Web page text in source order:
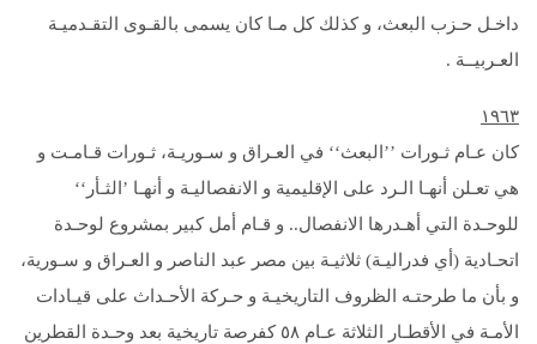
داخـل حـزب البعث، و كذلك كل مـا كان يسمى بالقـوى التقـدميـة
العـربيــة .
۱۹٦۳
كان عـام ثـورات ’’البعث‘‘ في العـراق و سـوريـة، ثـورات قـامـت و
هي تعـلن أنهـا الـرد على الإقليمية و الانفصاليـة و أنهـا ’الثـأر‘‘
للوحـدة التي أهـدرها الانفصال.. و قـام أمل كبير بمشروع لوحـدة
اتحـادية (أي فدراليـة) ثلاثيـة بين مصر عبد الناصر و العـراق و سـورية،
و بأن ما طرحتـه الظروف التاريخيـة و حـركة الأحـداث على قيـادات
الأمـة في الأقطـار الثلاثة عـام ٥٨ كفرصة تاريخية بعد وحـدة القطرين